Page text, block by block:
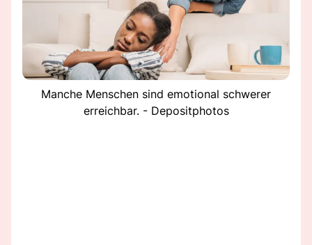
Manche Menschen sind emotional schwerer
erreichbar. - Depositphotos